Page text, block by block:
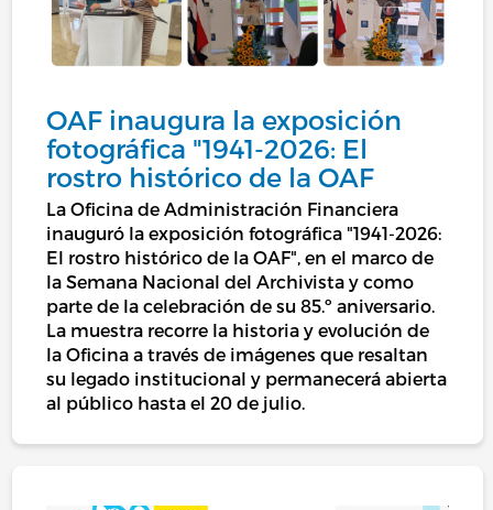
OAF inaugura la exposición
fotográfica "1941-2026: El
rostro histórico de la OAF
La Oficina de Administración Financiera
inauguró la exposición fotográfica "1941-2026:
El rostro histórico de la OAF", en el marco de
la Semana Nacional del Archivista y como
parte de la celebración de su 85.º aniversario.
La muestra recorre la historia y evolución de
la Oficina a través de imágenes que resaltan
su legado institucional y permanecerá abierta
al público hasta el 20 de julio.